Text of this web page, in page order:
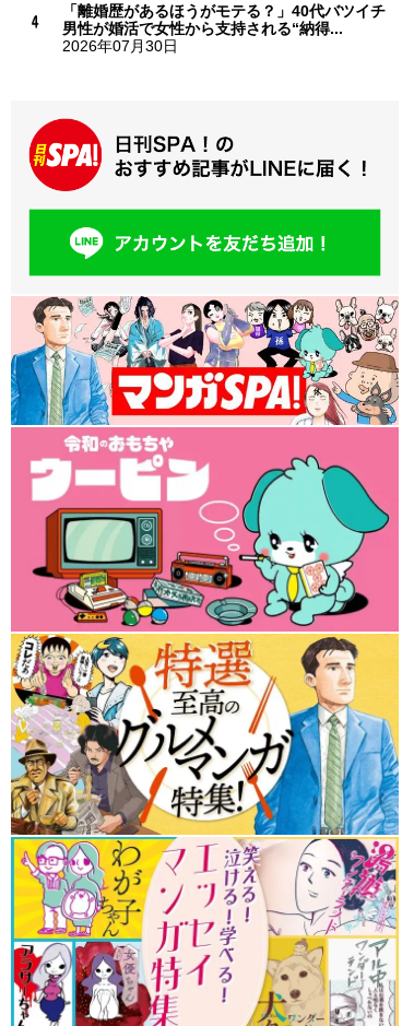
「離婚歴があるほうがモテる？」40代バツイチ
男性が婚活で女性から支持される“納得...
2026年07月30日